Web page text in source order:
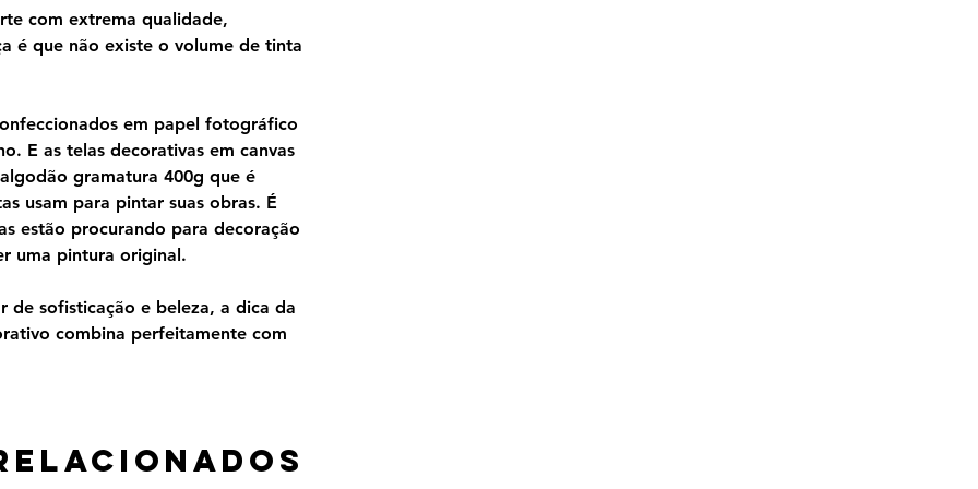
com extrema qualidade,
é que não existe o volume de tinta
em papel fotográfico
E as telas decorativas em canvas
gramatura 400g que é
usam para pintar suas obras. É
estão procurando para decoração
uma pintura original.
de sofisticação e beleza, a dica da
combina perfeitamente com